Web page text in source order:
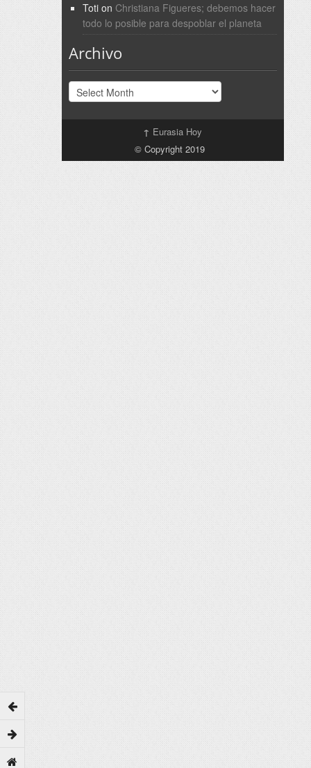
Totion Christiana Figueres; debemos hacer
todo lo posible para despoblar el planeta
Archivo
Archivo
↑ Eurasia Hoy
© Copyright 2019